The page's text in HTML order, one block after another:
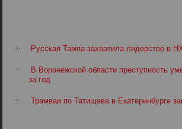
Русская Тампа захватила лидерство в
В Воронежской области преступность
за год
Трамваи по Татищева в Екатеринбурге